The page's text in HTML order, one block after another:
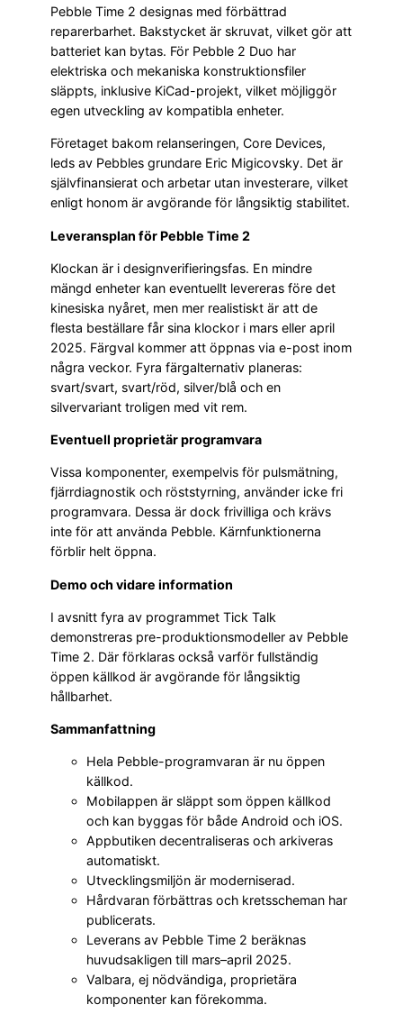
Pebble Time 2 designas med förbättrad
reparerbarhet. Bakstycket är skruvat, vilket gör att
batteriet kan bytas. För Pebble 2 Duo har
elektriska och mekaniska konstruktionsfiler
släppts, inklusive KiCad-projekt, vilket möjliggör
egen utveckling av kompatibla enheter.
Företaget bakom relanseringen, Core Devices,
leds av Pebbles grundare Eric Migicovsky. Det är
självfinansierat och arbetar utan investerare, vilket
enligt honom är avgörande för långsiktig stabilitet.
Leveransplan för Pebble Time 2
Klockan är i designverifieringsfas. En mindre
mängd enheter kan eventuellt levereras före det
kinesiska nyåret, men mer realistiskt är att de
flesta beställare får sina klockor i mars eller april
2025. Färgval kommer att öppnas via e-post inom
några veckor. Fyra färgalternativ planeras:
svart/svart, svart/röd, silver/blå och en
silvervariant troligen med vit rem.
Eventuell proprietär programvara
Vissa komponenter, exempelvis för pulsmätning,
fjärrdiagnostik och röststyrning, använder icke fri
programvara. Dessa är dock frivilliga och krävs
inte för att använda Pebble. Kärnfunktionerna
förblir helt öppna.
Demo och vidare information
I avsnitt fyra av programmet Tick Talk
demonstreras pre-produktionsmodeller av Pebble
Time 2. Där förklaras också varför fullständig
öppen källkod är avgörande för långsiktig
hållbarhet.
Sammanfattning
Hela Pebble-programvaran är nu öppen
källkod.
Mobilappen är släppt som öppen källkod
och kan byggas för både Android och iOS.
Appbutiken decentraliseras och arkiveras
automatiskt.
Utvecklingsmiljön är moderniserad.
Hårdvaran förbättras och kretsscheman har
publicerats.
Leverans av Pebble Time 2 beräknas
huvudsakligen till mars–april 2025.
Valbara, ej nödvändiga, proprietära
komponenter kan förekomma.